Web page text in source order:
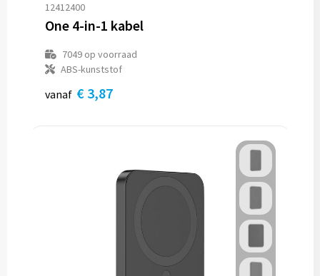
12412400
One 4-in-1 kabel
7049op voorraad
ABS-kunststof
vanaf € 3,87